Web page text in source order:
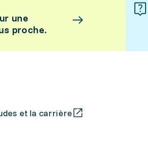
une
proche.
et la carrière